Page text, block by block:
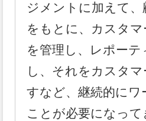
ジメントに加えて、
をもとに、カスタ
を管理し、レポーテ
し、それをカスタ
すなど、継続的にワ
ことが必要になっ